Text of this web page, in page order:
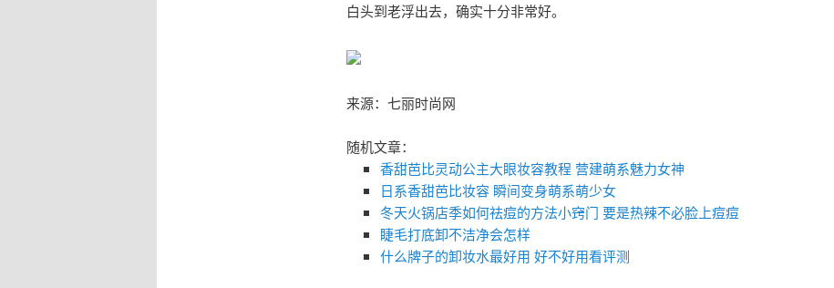
白头到老浮出去，确实十分非常好。
来源：七丽时尚网
随机文章：
香甜芭比灵动公主大眼妆容教程 营建萌系魅力女神
日系香甜芭比妆容 瞬间变身萌系萌少女
冬天火锅店季如何祛痘的方法小窍门 要是热辣不必脸上痘痘
睫毛打底卸不洁净会怎样
什么牌子的卸妆水最好用 好不好用看评测